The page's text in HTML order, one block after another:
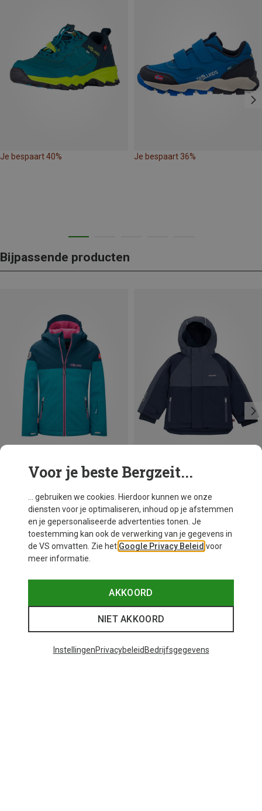
Je bespaart 40% Je bespaart 36%
Bijpassende producten
Je bespaart tot 40% Je bespaart 29%
Voor je beste Bergzeit...
... gebruiken we cookies. Hierdoor kunnen we onze
diensten voor je optimaliseren, inhoud op je afstemmen
en je gepersonaliseerde advertenties tonen. Je
toestemming kan ook de verwerking van je gegevens in
de VS omvatten. Zie het Google Privacy Beleid voor
meer informatie.
AKKOORD
NIET AKKOORD
InstellingenPrivacybeleid Bedrijfsgegevens